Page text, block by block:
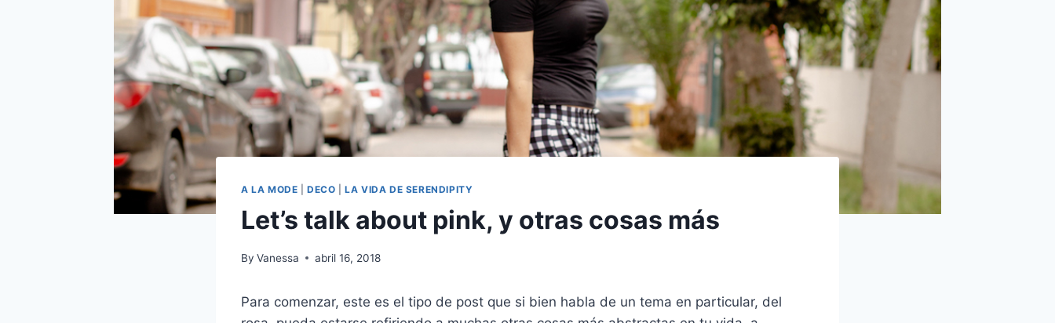
A LA MODE |DECO |LA VIDA DE SERENDIPITY
Let’s talk about pink, y otras cosas más
By Vanessa abril 16, 2018
Para comenzar, este es el tipo de post que si bien habla de un tema en particular, del